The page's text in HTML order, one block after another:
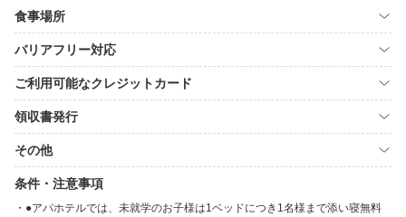
食事場所
バリアフリー対応
ご利用可能なクレジットカード
領収書発行
その他
条件・注意事項
●アパホテルでは、未就学のお子様は1ベッドにつき1名様まで添い寝無料